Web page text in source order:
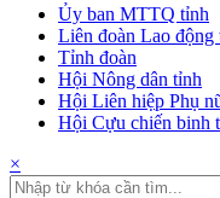
Ủy ban MTTQ tỉnh
Liên đoàn Lao động
Tỉnh đoàn
Hội Nông dân tỉnh
Hội Liên hiệp Phụ
Hội Cựu chiến binh
×